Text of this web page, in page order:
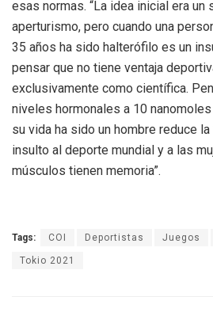
esas normas. “La idea inicial era un
aperturismo, pero cuando una
35 años ha sido halterófilo es un
pensar que no tiene ventaja
exclusivamente como científica.
niveles hormonales a 10
su vida ha sido un hombre reduce
insulto al deporte mundial y a las
músculos tienen memoria”.
Tags: COI Deportistas Juegos
Tokio 2021